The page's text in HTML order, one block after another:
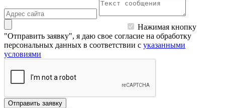
Нажимая кнопку
"Отправить заявку", я даю свое согласие на обработку
персональных данных в соответствии с указанными
условиями
Отправить заявку